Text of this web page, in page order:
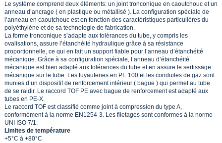
Le système comprend deux éléments: un joint tronconique en caoutchouc et un
anneau d’ancrage ( en plastique ou métallisé ). La configuration spéciale de
l’anneau en caoutchouc est en fonction des caractéristiques particulières du
polyéthylène et de sa technologie de fabrication.
La forme tronconique s’adapte aux tolérances du tube, y compris les
ovalisations, assure l’étanchéité hydraulique grâce à sa résistance
proportionnelle, ce qui en fait un support fiable pour l’anneau d’étanchéité
mécanique. Grâce à sa configuration spéciale, l’anneau d’étanchéité
mécanique est bien adapté aux tolérances du tube et en assure le sertissage
mécanique sur le tube. Les tuyauteries en PE 100 et les conduites de gaz sont
munies d’un dispositif de renforcement intérieur ( bague ) qui permet au tube
de se raidir. Le raccord TOF PE avec bague de renforcement est adapté aux
tubes en PE-X.
Le raccord TOF est classifié comme joint à compression du type A,
conformément à la norme EN1254-3. Les filetages sont conformes à la norme
UNI ISO 7/1.
Limites de température
+5°C à +80°C